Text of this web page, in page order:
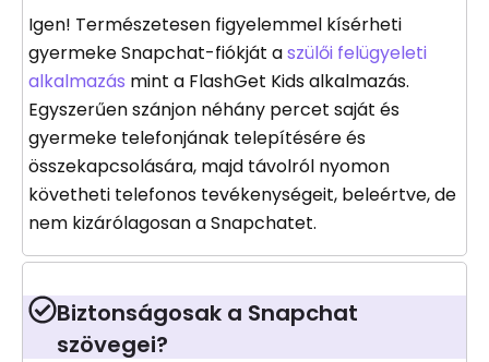
Igen! Természetesen figyelemmel kísérheti
gyermeke Snapchat-fiókját aszülői felügyeleti
alkalmazás mint a FlashGet Kids alkalmazás.
Egyszerűen szánjon néhány percet saját és
gyermeke telefonjának telepítésére és
összekapcsolására, majd távolról nyomon
követheti telefonos tevékenységeit, beleértve, de
nem kizárólagosan a Snapchatet.
Biztonságosak a Snapchat
szövegei?